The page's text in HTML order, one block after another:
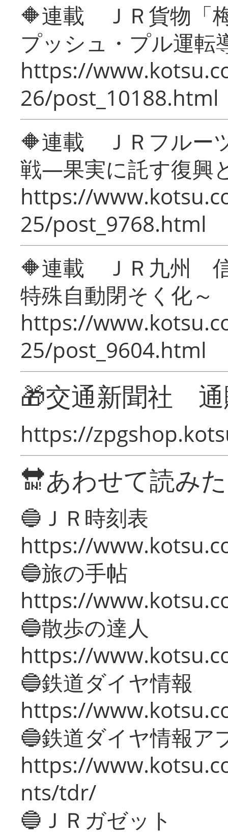
🔶連載 ＪＲ貨物「
プッシュ・プル運転
https://
26/post_10188.html
🔶連載 ＪＲフルー
戦―果実に託す復興
https://
25/post_9768.html
🔶連載 ＪＲ九州 信
特殊自動閉そく化～
https://
25/post_9604.html
🎁交通新聞社
https://
🔛あわせて読み
🔵ＪＲ時刻表
https://
🔵旅の手帖
https://
🔵散歩の達人
https://
🔵鉄道ダイヤ情報
https://
🔵鉄道ダイヤ情報ア
https://
nts/tdr/
🔵ＪＲガゼット